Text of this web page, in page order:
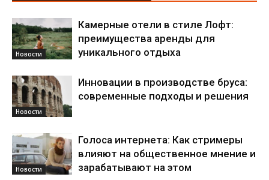
Новости
Камерные отели в стиле Лофт:
преимущества аренды для
уникального отдыха
Новости
Инновации в производстве бруса:
современные подходы и решения
Новости
Голоса интернета: Как стримеры
влияют на общественное мнение и
зарабатывают на этом